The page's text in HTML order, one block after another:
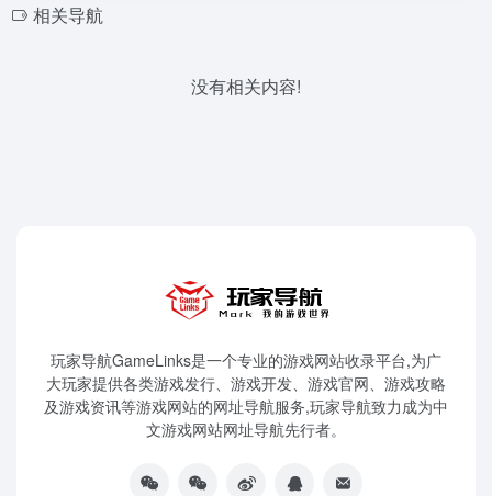
相关导航
没有相关内容!
玩家导航GameLinks是一个专业的游戏网站收录平台,为广
大玩家提供各类游戏发行、游戏开发、游戏官网、游戏攻略
及游戏资讯等游戏网站的网址导航服务,玩家导航致力成为中
文游戏网站网址导航先行者。